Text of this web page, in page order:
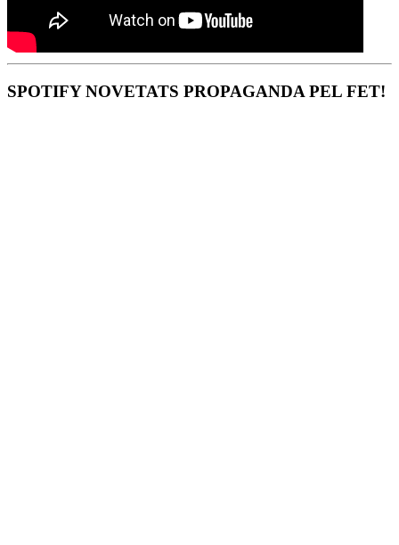
SPOTIFY NOVETATS PROPAGANDA PEL FET!